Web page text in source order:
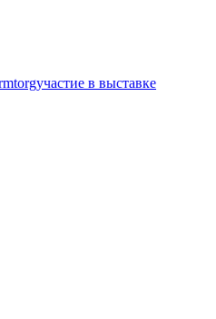
участие в выставке